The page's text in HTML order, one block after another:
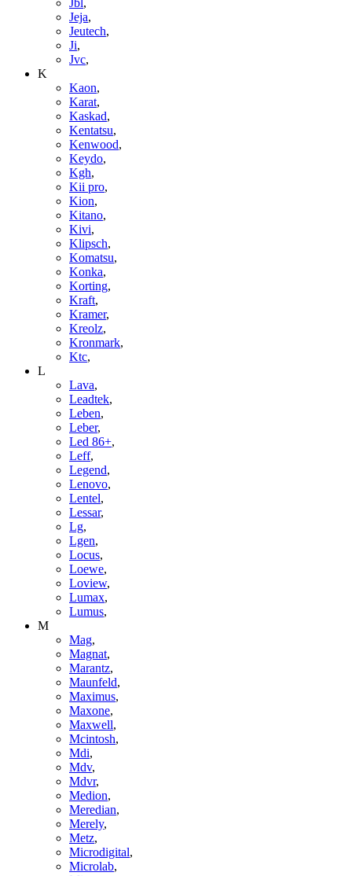
Jeja,
Jeutech,
Ji,
Jvc,
K
Kaon,
Karat,
Kaskad,
Kentatsu,
Kenwood,
Keydo,
Kgh,
Kii pro,
Kion,
Kitano,
Kivi,
Klipsch,
Komatsu,
Konka,
Korting,
Kraft,
Kramer,
Kreolz,
Kronmark,
Ktc,
L
Lava,
Leadtek,
Leben,
Leber,
Led 86+,
Leff,
Legend,
Lenovo,
Lentel,
Lessar,
Lg,
Lgen,
Locus,
Loewe,
Loview,
Lumax,
Lumus,
M
Mag,
Magnat,
Marantz,
Maunfeld,
Maximus,
Maxone,
Maxwell,
Mcintosh,
Mdi,
Mdv,
Mdvr,
Medion,
Meredian,
Merely,
Metz,
Microdigital,
Microlab,